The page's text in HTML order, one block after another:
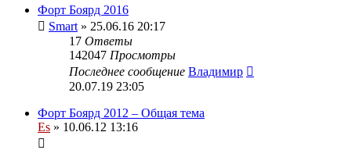
Форт Боярд 2016
Smart » 25.06.16 20:17
17 Ответы
142047 Просмотры
Последнее сообщение Владимир
20.07.19 23:05
Форт Боярд 2012 – Общая тема
Es » 10.06.12 13:16